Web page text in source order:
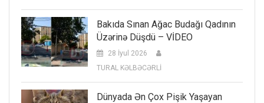
Bakıda Sınan Ağac Budağı Qadının
Üzərinə Düşdü – VİDEO
28 İyul 2026
TURAL KƏLBƏCƏRLİ
Dünyada Ən Çox Pişik Yaşayan